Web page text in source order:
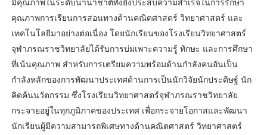
มีคุณภาพในระดับนานาชาติทั้งยังประสบความสำเร็จในการรักษา
คุณภาพการเรียนการสอนทางด้านคณิตศาสตร์ วิทยาศาสตร์ และ
เทคโนโลยีมาอย่างต่อเนื่อง โดยนักเรียนของโรงเรียนวิทยาศาสตร์
จุฬาภรณราชวิทยาลัยได้รับการบ่มเพาะความรู้ ทักษะ และการศึกษา
ที่เน้นคุณภาพ สำหรับการเตรียมความพร้อมด้านกำลังคนอันเป็น
กำลังหลักของการพัฒนาประเทศด้านการเป็นนักวิจัยนักประดิษฐ์ นัก
คิดค้นนวัตกรรม ซึ่งโรงเรียนวิทยาศาสตร์จุฬาภรณราชวิทยาลัย
กระจายอยู่ในทุกภูมิภาคของประเทศ เพื่อกระจายโอกาสและพัฒนา
นักเรียนผู้มีความสามารถพิเศษทางด้านคณิตศาสตร์ วิทยาศาสตร์